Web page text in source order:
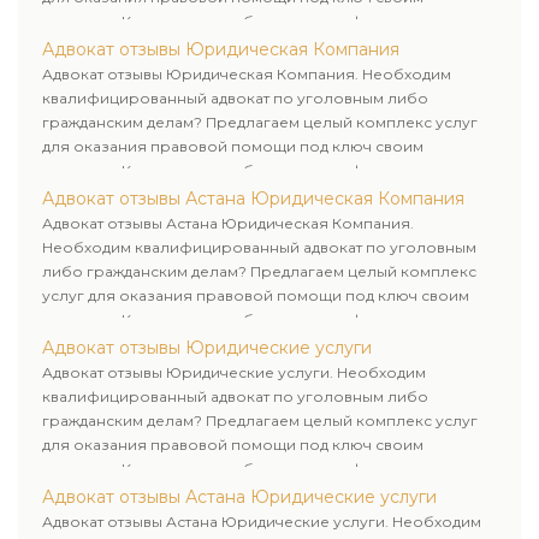
клиентам. Комплексное обслуживание физических и
юридических лиц. Индивидуальный подход к каждому
клиенту.
Адвокат отзывы Юридическая Компания
Адвокат отзывы Юридическая Компания. Необходим
квалифицированный адвокат по уголовным либо
гражданским делам? Предлагаем целый комплекс услуг
для оказания правовой помощи под ключ своим
клиентам. Комплексное обслуживание физических и
юридических лиц. Индивидуальный подход к каждому
клиенту.
Адвокат отзывы Астана Юридическая Компания
Адвокат отзывы Астана Юридическая Компания.
Необходим квалифицированный адвокат по уголовным
либо гражданским делам? Предлагаем целый комплекс
услуг для оказания правовой помощи под ключ своим
клиентам. Комплексное обслуживание физических и
юридических лиц. Индивидуальный подход к каждому
клиенту.
Адвокат отзывы Юридические услуги
Адвокат отзывы Юридические услуги. Необходим
квалифицированный адвокат по уголовным либо
гражданским делам? Предлагаем целый комплекс услуг
для оказания правовой помощи под ключ своим
клиентам. Комплексное обслуживание физических и
юридических лиц. Индивидуальный подход к каждому
клиенту.
Адвокат отзывы Астана Юридические услуги
Адвокат отзывы Астана Юридические услуги. Необходим